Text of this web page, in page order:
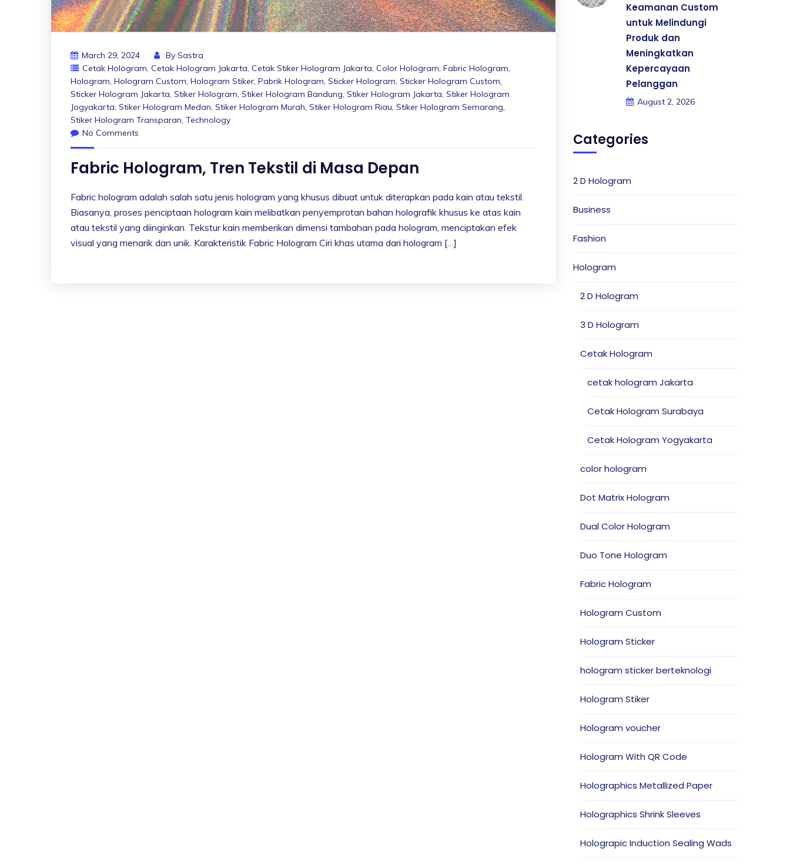
March 29, 2024 By Sastra
Cetak Hologram, Cetak Hologram Jakarta, Cetak Stiker Hologram Jakarta, Color Hologram, Fabric Hologram,
Hologram, Hologram Custom, Hologram Stiker, Pabrik Hologram, Sticker Hologram, Sticker Hologram Custom,
Sticker Hologram Jakarta, Stiker Hologram, Stiker Hologram Bandung, Stiker Hologram Jakarta, Stiker Hologram
Jogyakarta, Stiker Hologram Medan, Stiker Hologram Murah, Stiker Hologram Riau, Stiker Hologram Semarang,
Stiker Hologram Transparan, Technology
No Comments
Fabric Hologram, Tren Tekstil di Masa Depan
Fabric hologram adalah salah satu jenis hologram yang khusus dibuat untuk diterapkan pada kain atau tekstil.
Biasanya, proses penciptaan hologram kain melibatkan penyemprotan bahan holografik khusus ke atas kain
atau tekstil yang diinginkan. Tekstur kain memberikan dimensi tambahan pada hologram, menciptakan efek
visual yang menarik dan unik. Karakteristik Fabric Hologram Ciri khas utama dari hologram […]
Keamanan Custom
untuk Melindungi
Produk dan
Meningkatkan
Kepercayaan
Pelanggan
August 2, 2026
Categories
2 D Hologram
Business
Fashion
Hologram
2 D Hologram
3 D Hologram
Cetak Hologram
cetak hologram Jakarta
Cetak Hologram Surabaya
Cetak Hologram Yogyakarta
color hologram
Dot Matrix Hologram
Dual Color Hologram
Duo Tone Hologram
Fabric Hologram
Hologram Custom
Hologram Sticker
hologram sticker berteknologi
Hologram Stiker
Hologram voucher
Hologram With QR Code
Holographics Metallized Paper
Holographics Shrink Sleeves
Holograpic Induction Sealing Wads